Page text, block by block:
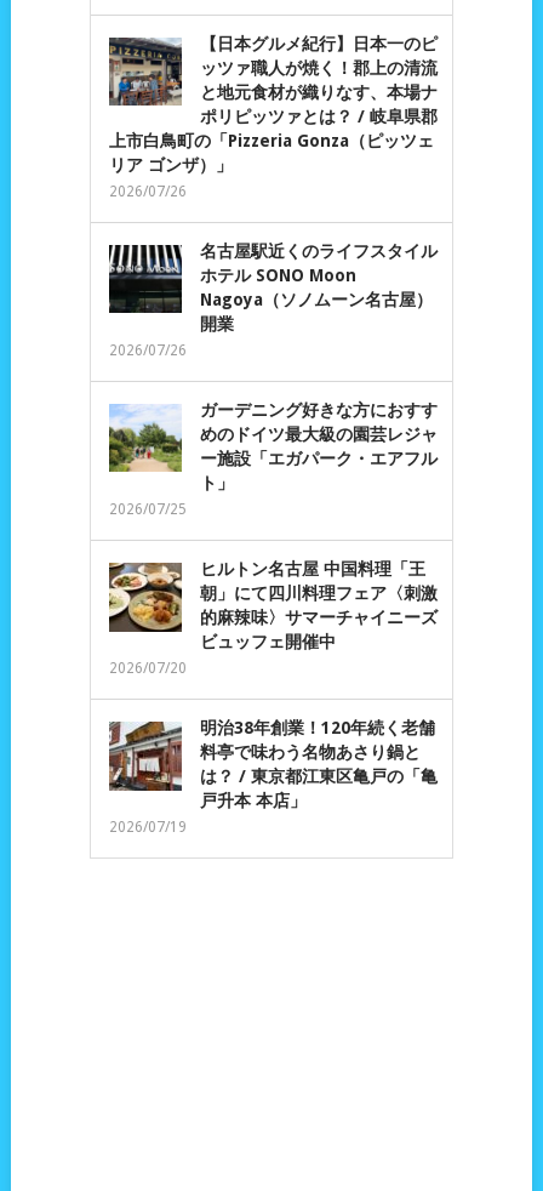
【日本グルメ紀行】日本一のピ
ッツァ職人が焼く！郡上の清流
と地元食材が織りなす、本場ナ
ポリピッツァとは？ / 岐阜県郡
上市白鳥町の「Pizzeria Gonza（ピッツェ
リア ゴンザ）」
2026/07/26
名古屋駅近くのライフスタイル
ホテル SONO Moon
Nagoya（ソノムーン名古屋）
開業
2026/07/26
ガーデニング好きな方におすす
めのドイツ最大級の園芸レジャ
ー施設「エガパーク・エアフル
ト」
2026/07/25
ヒルトン名古屋 中国料理「王
朝」にて四川料理フェア〈刺激
的麻辣味〉サマーチャイニーズ
ビュッフェ開催中
2026/07/20
明治38年創業！120年続く老舗
料亭で味わう名物あさり鍋と
は？ / 東京都江東区亀戸の「亀
戸升本 本店」
2026/07/19